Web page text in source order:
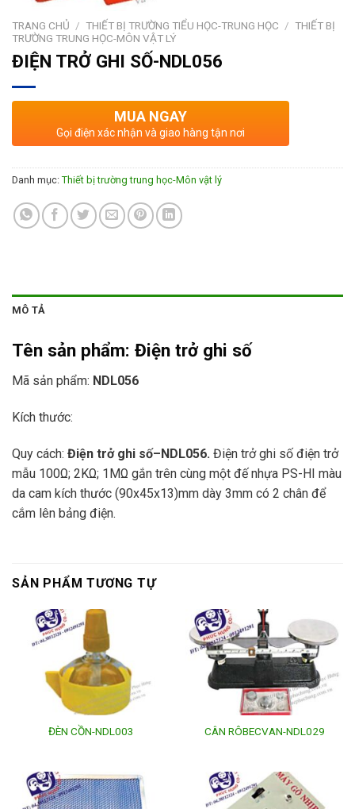
TRANG CHỦ / THIẾT BỊ TRƯỜNG TIỂU HỌC-TRUNG HỌC / THIẾT BỊ
TRƯỜNG TRUNG HỌC-MÔN VẬT LÝ
ĐIỆN TRỞ GHI SỐ-NDL056
MUA NGAY
Gọi điện xác nhận và giao hàng tận nơi
Danh mục: Thiết bị trường trung học-Môn vật lý
MÔ TẢ
Tên sản phẩm: Điện trở ghi số
Mã sản phẩm: NDL056
Kích thước:
Quy cách: Điện trở ghi số–NDL056. Điện trở ghi số điện trở
mẫu 100Ω; 2KΩ; 1MΩ gắn trên cùng một đế nhựa PS-HI màu
da cam kích th­ước (90x45x13)mm dày 3mm có 2 chân để
cắm lên bảng điện.
SẢN PHẨM TƯƠNG TỰ
ĐÈN CỒN-NDL003 CÂN RÔBECVAN-NDL029